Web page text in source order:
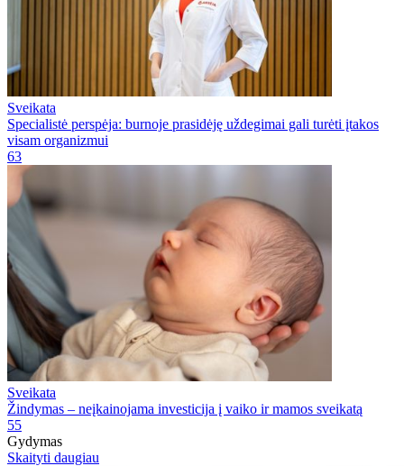
Sveikata
Specialistė perspėja: burnoje prasidėję uždegimai gali turėti įtakos
visam organizmui
63
Sveikata
Žindymas – neįkainojama investicija į vaiko ir mamos sveikatą
55
Gydymas
Skaityti daugiau